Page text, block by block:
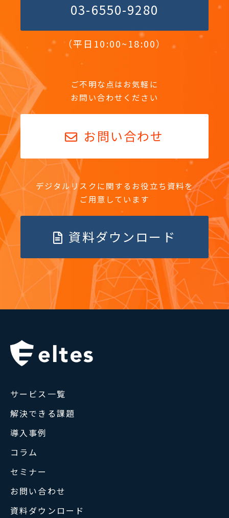
03-6550-9280
（平日10:00~18:00）
ご不明な点はお気軽に
お問い合わせください
お問い合わせ
デジタルリスクに関するお役立ち資料を
ご用意しています
資料ダウンロード
サービス一覧
解決できる課題
導入事例
コラム
セミナー
お問い合わせ
資料ダウンロード